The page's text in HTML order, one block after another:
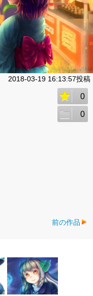
2018-03-19 16:13:57投稿
0
0
前の作品